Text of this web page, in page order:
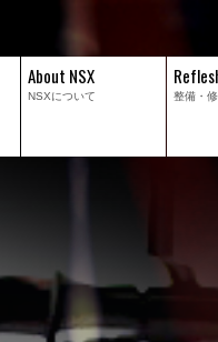
About NSX
NSXについて 整備・修